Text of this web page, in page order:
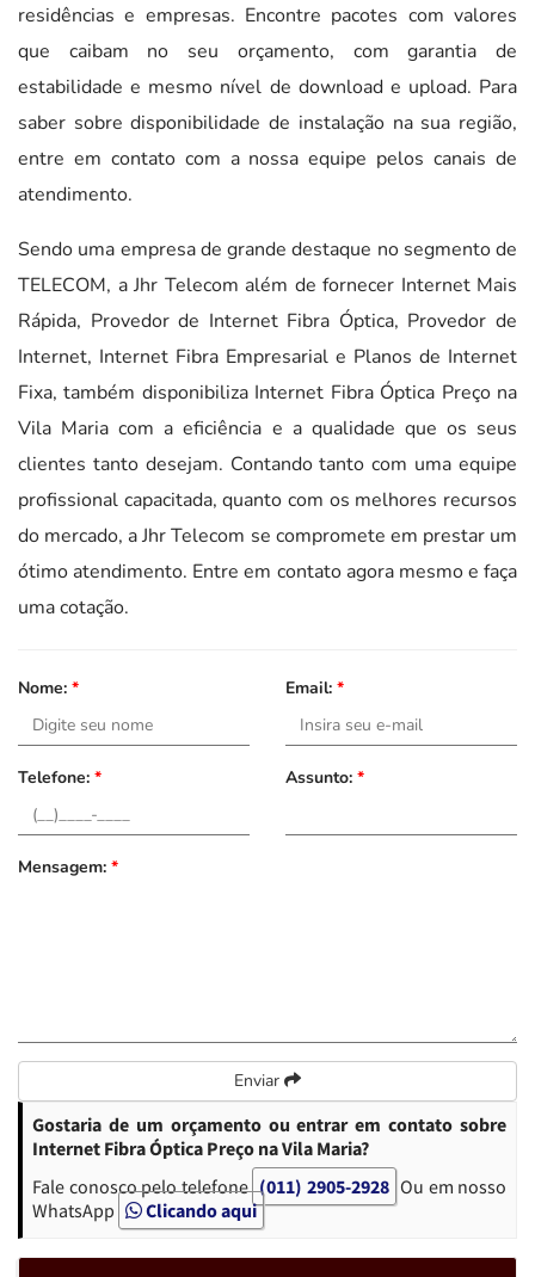
residências e empresas. Encontre pacotes com valores
que caibam no seu orçamento, com garantia de
estabilidade e mesmo nível de download e upload. Para
saber sobre disponibilidade de instalação na sua região,
entre em contato com a nossa equipe pelos canais de
atendimento.
Sendo uma empresa de grande destaque no segmento de
TELECOM, a Jhr Telecom além de fornecer Internet Mais
Rápida, Provedor de Internet Fibra Óptica, Provedor de
Internet, Internet Fibra Empresarial e Planos de Internet
Fixa, também disponibiliza Internet Fibra Óptica Preço na
Vila Maria com a eficiência e a qualidade que os seus
clientes tanto desejam. Contando tanto com uma equipe
profissional capacitada, quanto com os melhores recursos
do mercado, a Jhr Telecom se compromete em prestar um
ótimo atendimento. Entre em contato agora mesmo e faça
uma cotação.
Nome: * Email: *
Telefone: * Assunto: *
Mensagem: *
Enviar
Gostaria de um orçamento ou entrar em contato sobre
Internet Fibra Óptica Preço na Vila Maria?
Fale conosco pelo telefone (011) 2905-2928 Ou em nosso
WhatsApp
Clicando aqui